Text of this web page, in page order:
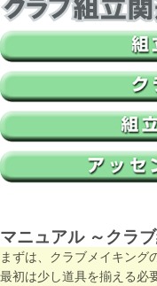
マニュアル ～クラ
まずは、クラブメイキング
最初は少し道具を揃える必